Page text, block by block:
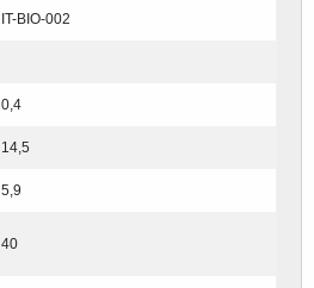
IT-BIO-002
0,4
14,5
5,9
40